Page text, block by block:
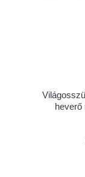
heverő